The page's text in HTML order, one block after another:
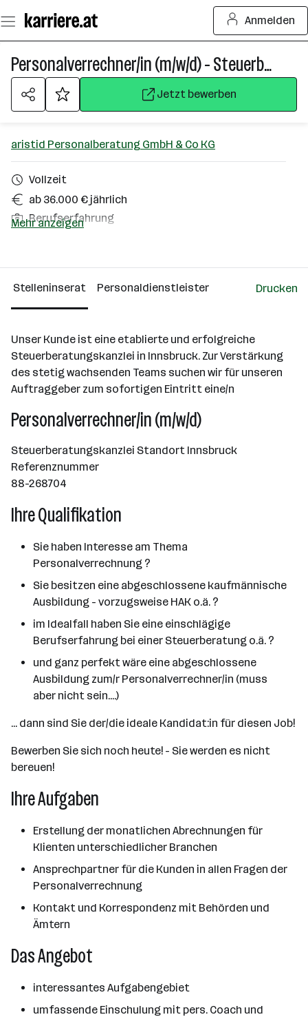
Seiteninhalt
springen
Anmelden
Personalverrechner/in (m/w/d) - Steuerberatungskanzlei
Jetzt bewerben
aristid Personalberatung GmbH & Co KG
Vollzeit
ab 36.000 € jährlich
Berufserfahrung
Mehr anzeigen
Stelleninserat Personaldienstleister Drucken
Unser Kunde ist eine etablierte und erfolgreiche
Steuerberatungskanzlei in Innsbruck. Zur Verstärkung
des stetig wachsenden Teams suchen wir für unseren
Auftraggeber zum sofortigen Eintritt eine/n
Personalverrechner/in (m/w/d)
Steuerberatungskanzlei Standort Innsbruck
Referenznummer
88-268704
Ihre Qualifikation
Sie haben Interesse am Thema
Personalverrechnung ?
Sie besitzen eine abgeschlossene kaufmännische
Ausbildung - vorzugsweise HAK o.ä. ?
im Idealfall haben Sie eine einschlägige
Berufserfahrung bei einer Steuerberatung o.ä. ?
und ganz perfekt wäre eine abgeschlossene
Ausbildung zum/r Personalverrechner/in (muss
aber nicht sein....)
... dann sind Sie der/die ideale Kandidat:in für diesen Job!
Bewerben Sie sich noch heute! - Sie werden es nicht
bereuen!
Ihre Aufgaben
Erstellung der monatlichen Abrechnungen für
Klienten unterschiedlicher Branchen
Ansprechpartner für die Kunden in allen Fragen der
Personalverrechnung
Kontakt und Korrespondenz mit Behörden und
Ämtern
Das Angebot
interessantes Aufgabengebiet
umfassende Einschulung mit pers. Coach und